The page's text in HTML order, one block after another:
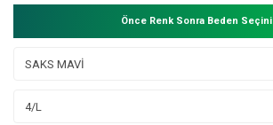
Önce Renk Sonra Beden